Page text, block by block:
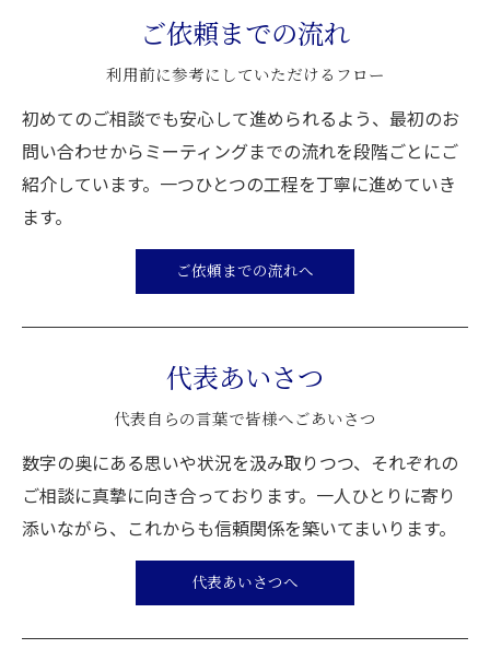
ご依頼までの流れ
利用前に参考にしていただけるフロー
初めてのご相談でも安心して進められるよう、最初のお
問い合わせからミーティングまでの流れを段階ごとにご
紹介しています。一つひとつの工程を丁寧に進めていき
ます。
ご依頼までの流れへ
代表あいさつ
代表自らの言葉で皆様へごあいさつ
数字の奥にある思いや状況を汲み取りつつ、それぞれの
ご相談に真摯に向き合っております。一人ひとりに寄り
添いながら、これからも信頼関係を築いてまいります。
代表あいさつへ